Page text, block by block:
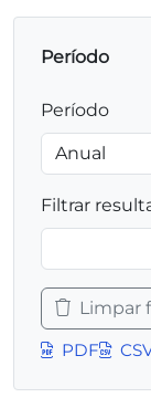
Período
Período
Filtrar
Limpar
PDF